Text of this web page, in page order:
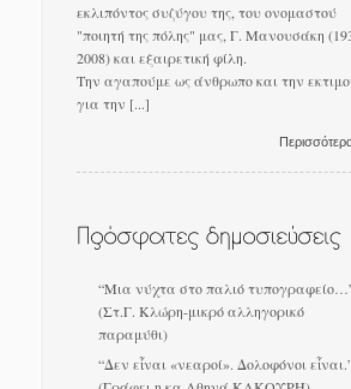
εκλιπόντος συζύγου της, του ονομαστού
"ποιητή της πόλης" μας, Γ. Μανουσάκη
2008) και εξαιρετική φίλη.
Την αγαπούμε ως άνθρωπο και την
για την [...]
“Μια νύχτα στο παλιό
(Στ.Γ. Κλώρη-μικρό αλληγορικό
παραμύθι)
“Δεν εἶναι «νεαροί». Δολοφόνοι